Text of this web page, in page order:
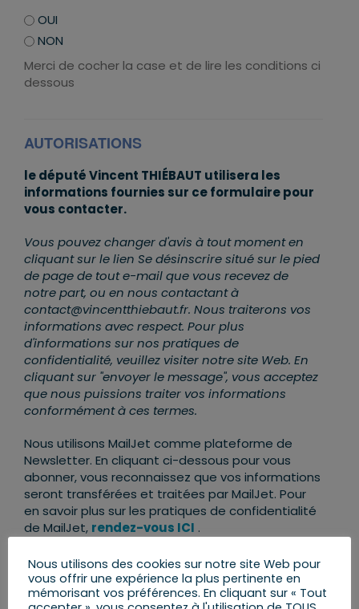
OUI
NON
Merci de cocher la case et de lire les conditions ci
dessous
AUTORISATIONS
le député Vincent THIÉBAUT utilisera les
informations fournies sur ce formulaire pour
vous contacter.
Vous pouvez changer d'avis à tout moment en
cliquant sur le lien Se désinscrire situé sur le pied
de page de tout e-mail que vous recevez de
notre part, ou en nous contactant à
contact@vincentthiebaut.fr. Nous traiterons vos
informations avec respect. Pour plus
d'informations sur nos pratiques de
confidentialité, veuillez visiter notre site Web. En
cliquant sur "envoyer le message", vous acceptez
que nous puissions traiter vos informations
conformément à ces termes.
Nous utilisons MailJet comme plateforme de
Newsletter. En cliquant ci-dessous pour vous
abonner, vous reconnaissez que vos informations
seront transférées et traitées par MailJet. Pour
en savoir plus sur les pratiques de confidentialité
de MailJet, rendez-vous ICI .
Nous utilisons des cookies sur notre site Web pour
vous offrir une expérience la plus pertinente en
mémorisant vos préférences. En cliquant sur « Tout